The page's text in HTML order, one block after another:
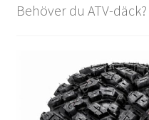
Behöver du ATV-däck?